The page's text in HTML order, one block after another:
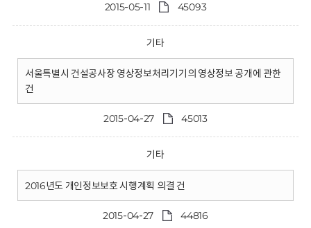
2015-05-11 45093
기타
서울특별시 건설공사장 영상정보처리기기의 영상정보 공개에 관한
건
2015-04-27 45013
기타
2016년도 개인정보보호 시행계획 의결 건
2015-04-27 44816